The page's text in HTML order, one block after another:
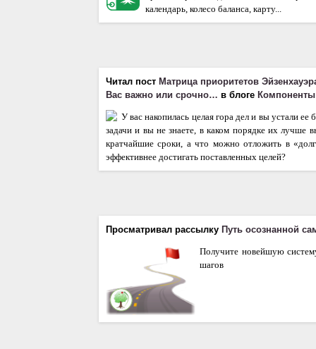
календарь, колесо баланса, карту...
Читал пост Матрица приоритетов
Вас важно или срочно… в блоге
У вас накопилась целая гора дел и вы устали
задачи и вы не знаете, в каком порядке их лучше
кратчайшие сроки, а что можно отложить в
эффективнее достигать поставленных целей?
Просматривал рассылку Путь осознанной
Получите новейшую
шагов